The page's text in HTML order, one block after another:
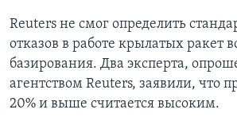
Reuters не смог определить
отказов в работе крылатых ракет
базирования. Два эксперта,
агентством Reuters, заявили, что
20% и выше считается высоким.